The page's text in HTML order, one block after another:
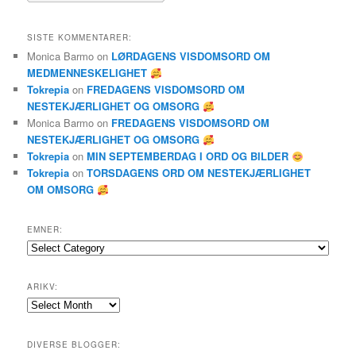
SISTE KOMMENTARER:
Monica Barmo on LØRDAGENS VISDOMSORD OM
MEDMENNESKELIGHET
Tokrepia on FREDAGENS VISDOMSORD OM
NESTEKJÆRLIGHET OG OMSORG
Monica Barmo on FREDAGENS VISDOMSORD OM
NESTEKJÆRLIGHET OG OMSORG
Tokrepia onMIN SEPTEMBERDAG I ORD OG BILDER
Tokrepia onTORSDAGENS ORD OM NESTEKJÆRLIGHET
OM OMSORG
EMNER:
Emner:
ARIKV:
Arikv:
DIVERSE BLOGGER: